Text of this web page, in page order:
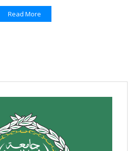
Read More